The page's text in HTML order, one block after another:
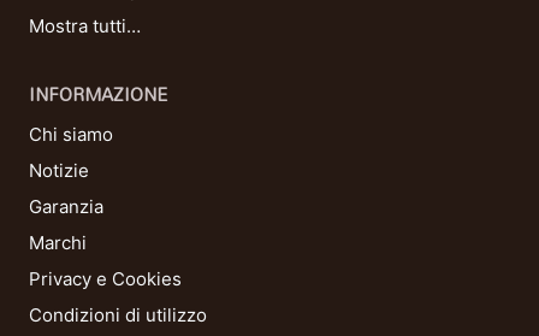
Mostra tutti…
INFORMAZIONE
Chi siamo
Notizie
Garanzia
Marchi
Privacy e Cookies
Condizioni di utilizzo